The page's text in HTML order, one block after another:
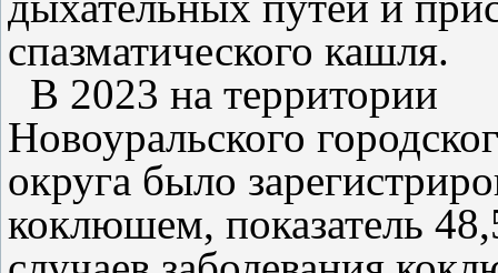
спазматического кашля.
В 2023 на территории
Новоуральского
округа было
коклюшем, показатель